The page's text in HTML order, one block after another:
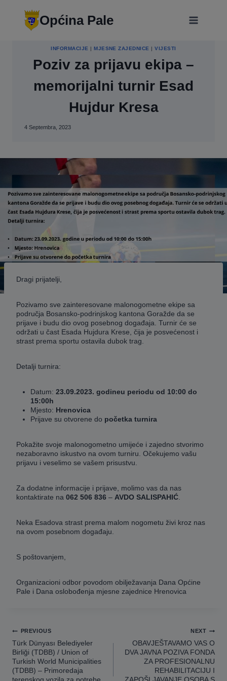
Općina Pale
INFORMACIJE MJESNE ZAJEDNICE |VIJESTI
Poziv za prijavu ekipa –
memorijalni turnir Esad
Hujdur Kresa
4 Septembra, 2023
Dragi prijatelji,
Pozivamo sve zainteresovane malonogometne ekipe sa
područja Bosansko-podrinjskog kantona Goražde da se
prijave i budu dio ovog posebnog događaja. Turnir će se
održati u čast Esada Hujdura Krese, čija je posvećenost i
strast prema sportu ostavila dubok trag.
Detalji turnira:
Datum: 23.09.2023. godineu periodu od 10:00 do
15:00h
Mjesto: Hrenovica
Prijave su otvorene do početka turnira
Pokažite svoje malonogometno umijeće i zajedno stvorimo
nezaboravno iskustvo na ovom turniru. Očekujemo vašu
prijavu i veselimo se vašem prisustvu.
Za dodatne informacije i prijave, molimo vas da nas
kontaktirate na 062 506 836 – AVDO SALISPAHIĆ.
Neka Esadova strast prema malom nogometu živi kroz nas
na ovom posebnom događaju.
S poštovanjem,
Organizacioni odbor povodom obilježavanja Dana Općine
Pale i Dana oslobođenja mjesne zajednice Hrenovica
Navigacija
članaka
PREVIOUS
Türk Dünyası Belediyeler
Birliği (TDBB) / Union of
Turkish World Municipalities
(TDBB) – Primoredaja
NEXT
OBAVJEŠTAVAMO VAS O
DVA JAVNA POZIVA FONDA
ZA PROFESIONALNU
REHABILITACIJU I